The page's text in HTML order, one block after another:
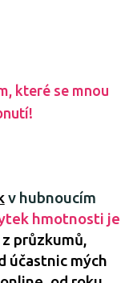
které se mnou
v hubnoucím
hmotnosti je
průzkumů,
účastnic mých